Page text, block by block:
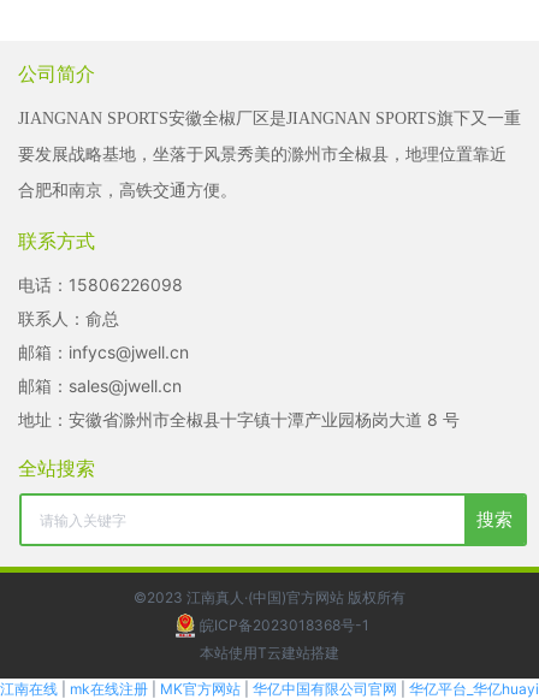
公司简介
JIANGNAN SPORTS安徽全椒厂区是JIANGNAN SPORTS旗下又一重
要发展战略基地，坐落于风景秀美的滁州市全椒县，地理位置靠近
合肥和南京，高铁交通方便。
联系方式
电话： 15806226098
联系人：俞总
邮箱： infycs@jwell.cn
邮箱： sales@jwell.cn
地址：安徽省滁州市全椒县十字镇十潭产业园杨岗大道 8 号
全站搜索
搜索
©2023 江南真人·(中国)官方网站 版权所有
皖ICP备2023018368号-1
本站使用T云建站搭建
江南在线
mk在线注册 MK官方网站 华亿中国有限公司官网 华亿平台_华亿huayi